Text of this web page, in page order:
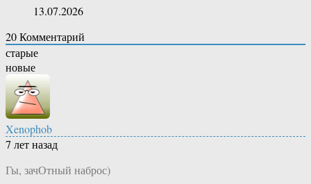
13.07.2026
20Комментарий
старые
новые
Xenophob
7 лет назад
Гы, зачОтный наброс)